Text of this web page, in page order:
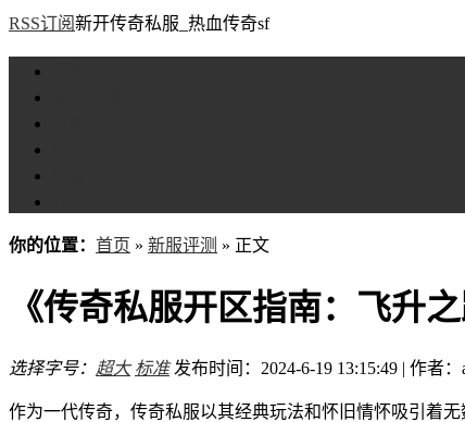
RSS订阅新开传奇私服_热血传奇sf
你的位置： 首页 » 新服评测 » 正文
《传奇私服开区指南：飞升
选择字号： 超大 标准 发布时间：2024-6-19 13:15:49 | 作者
作为一代传奇，传奇私服以其经典玩法和怀旧情怀吸引着